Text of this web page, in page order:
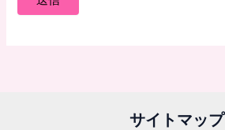
サイトマップ